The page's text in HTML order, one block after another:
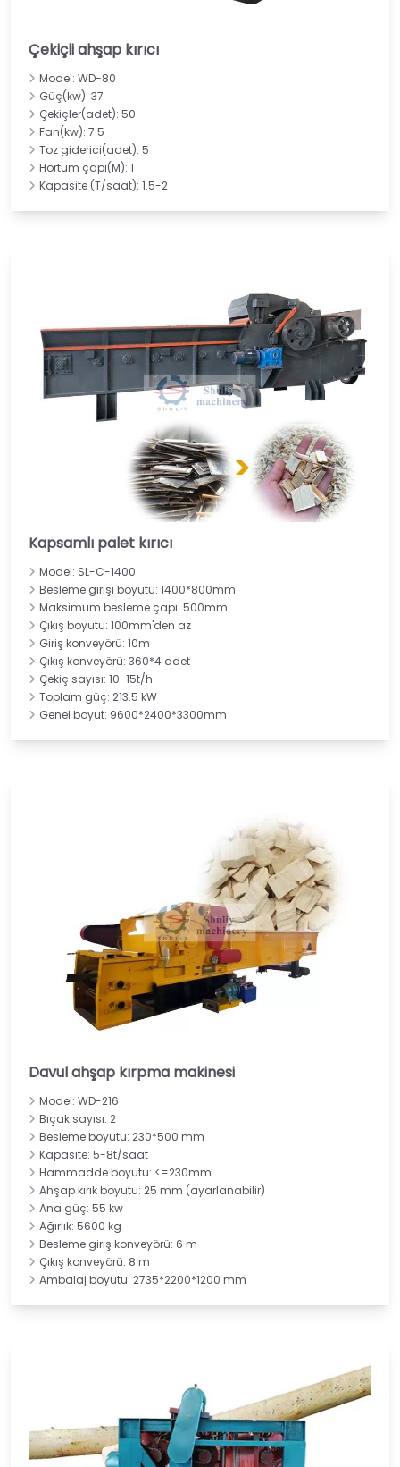
Çekiçli ahşap kırıcı
Model: WD-80
Güç(kw): 37
Çekiçler(adet): 50
Fan(kw): 7.5
Toz giderici(adet): 5
Hortum çapı(M): 1
Kapasite (T/saat): 1.5-2
Kapsamlı palet kırıcı
Model: SL-C-1400
Besleme girişi boyutu: 1400*800mm
Maksimum besleme çapı: 500mm
Çıkış boyutu: 100mm'den az
Giriş konveyörü: 10m
Çıkış konveyörü: 360*4 adet
Çekiç sayısı: 10-15t/h
Toplam güç: 213.5 kW
Genel boyut: 9600*2400*3300mm
Davul ahşap kırpma makinesi
Model: WD-216
Bıçak sayısı: 2
Besleme boyutu: 230*500 mm
Kapasite: 5-8t/saat
Hammadde boyutu: <=230mm
Ahşap kırık boyutu: 25 mm (ayarlanabilir)
Ana güç: 55 kw
Ağırlık: 5600 kg
Besleme giriş konveyörü: 6 m
Çıkış konveyörü: 8 m
Ambalaj boyutu: 2735*2200*1200 mm